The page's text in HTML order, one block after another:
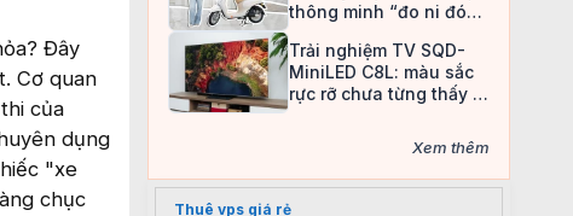
Đây
Cơ quan
của
dụng
"xe
chục
thông minh “đo ni đóng
Trải nghiệm TV SQD-
MiniLED C8L: màu sắc
rực rỡ chưa từng thấy ở
Xem thêm
Thuê vps giá rẻ